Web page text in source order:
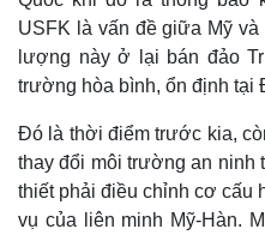
USFK là vấn đề giữa Mỹ
lượng này ở lại bán đảo
trường hòa bình, ổn định tại
Đó là thời điểm trước kia,
thay đổi môi trường an ninh
thiết phải điều chỉnh cơ cấu
vụ của liên minh Mỹ-Hàn.